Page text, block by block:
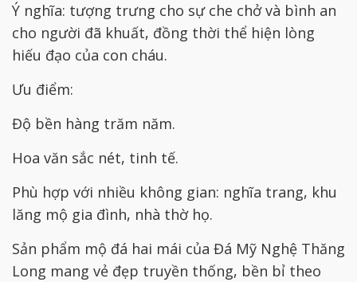
Ý nghĩa: tượng trưng cho sự che chở và bình an
cho người đã khuất, đồng thời thể hiện lòng
hiếu đạo của con cháu.
Ưu điểm:
Độ bền hàng trăm năm.
Hoa văn sắc nét, tinh tế.
Phù hợp với nhiều không gian: nghĩa trang, khu
lăng mộ gia đình, nhà thờ họ.
Sản phẩm mộ đá hai mái của Đá Mỹ Nghệ Thăng
Long mang vẻ đẹp truyền thống, bền bỉ theo